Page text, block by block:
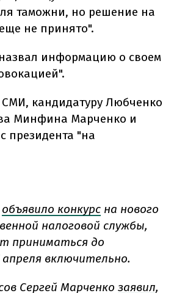
таможни, но решение на
не принято".
информацию о своем
кандидатуру Любченко
Минфина Марченко и
президента "на
объявило конкурс на нового
налоговой службы,
приниматься до
апреля включительно.
Сергей Марченко заявил,